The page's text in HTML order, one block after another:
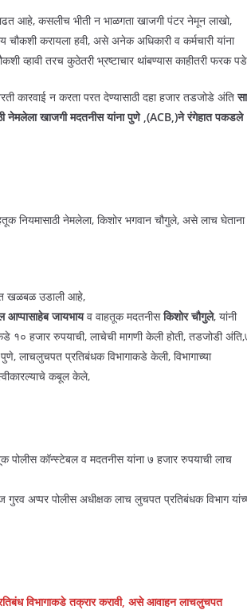
आहे, कसलीच भीती न भाळगता खाजगी पंटर नेमून लाखो,
चौकशी करायला हवी, असे अनेक अधिकारी व कर्मचारी यांना
व्हावी तरच कुठेतरी भ्रष्टाचार थांबण्यास काहीतरी फरक
कारवाई न करता परत देण्यासाठी दहा हजार तडजोडे अंति
नेमलेला खाजगी मदतनीस यांना पुणे ,(ACB,)ने रंगेहात पकडले
नियमासाठी नेमलेला, किशोर भगवान चौगुले, असे लाच घेताना
खळबळ उडाली आहे,
आप्पासाहेब जायभायव वाहतूक मदतनीसकिशोर चौगुले, यांनी
१० हजार रुपयाची, लाचेची मागणी केली होती, तडजोडी
लाचलुचपत प्रतिबंधक विभागाकडे केली, विभागाच्या
कबूल केले,
पोलीस कॉन्स्टेबल व मदतनीस यांना ७ हजार रुपयाची लाच
अप्पर पोलीस अधीक्षक लाच लुचपत प्रतिबंधक विभाग
विभागाकडे तक्रार करावी, असे आवाहन लाचलुचपत